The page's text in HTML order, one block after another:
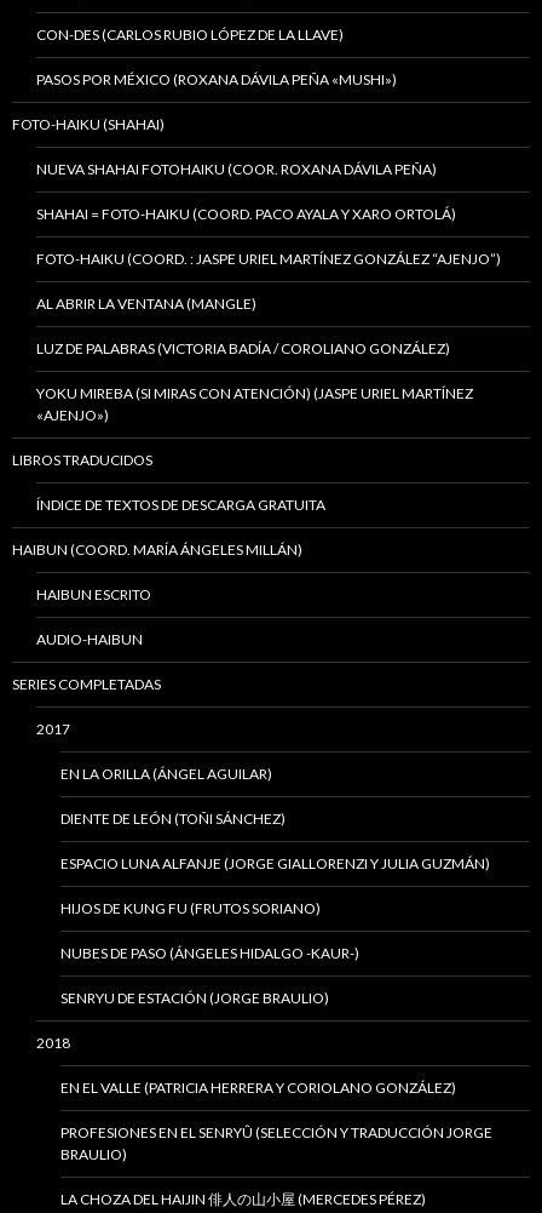
CON-DES (CARLOS RUBIO LÓPEZ DE LA LLAVE)
PASOS POR MÉXICO (ROXANA DÁVILA PEÑA «MUSHI»)
FOTO-HAIKU (SHAHAI)
NUEVA SHAHAI FOTOHAIKU (COOR. ROXANA DÁVILA PEÑA)
SHAHAI = FOTO-HAIKU (COORD. PACO AYALA Y XARO ORTOLÁ)
FOTO-HAIKU (COORD. : JASPE URIEL MARTÍNEZ GONZÁLEZ “AJENJO”)
AL ABRIR LA VENTANA (MANGLE)
LUZ DE PALABRAS (VICTORIA BADÍA / COROLIANO GONZÁLEZ)
YOKU MIREBA (SI MIRAS CON ATENCIÓN) (JASPE URIEL MARTÍNEZ
«AJENJO»)
LIBROS TRADUCIDOS
ÍNDICE DE TEXTOS DE DESCARGA GRATUITA
HAIBUN (COORD. MARÍA ÁNGELES MILLÁN)
HAIBUN ESCRITO
AUDIO-HAIBUN
SERIES COMPLETADAS
2017
EN LA ORILLA (ÁNGEL AGUILAR)
DIENTE DE LEÓN (TOÑI SÁNCHEZ)
ESPACIO LUNA ALFANJE (JORGE GIALLORENZI Y JULIA GUZMÁN)
HIJOS DE KUNG FU (FRUTOS SORIANO)
NUBES DE PASO (ÁNGELES HIDALGO -KAUR-)
SENRYU DE ESTACIÓN (JORGE BRAULIO)
2018
EN EL VALLE (PATRICIA HERRERA Y CORIOLANO GONZÁLEZ)
PROFESIONES EN EL SENRYÛ (SELECCIÓN Y TRADUCCIÓN JORGE
BRAULIO)
LA CHOZA DEL HAIJIN 俳人の山小屋 (MERCEDES PÉREZ)